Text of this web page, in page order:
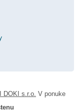
DOKI s.r.o. V ponuke